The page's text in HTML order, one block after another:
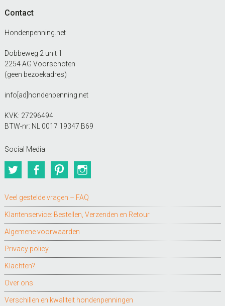
Contact
Hondenpenning.net
Dobbeweg 2 unit 1
2254 AG Voorschoten
(geen bezoekadres)
info[ad]hondenpenning.net
KVK: 27296494
BTW-nr: NL 0017 19347 B69
Social Media
TwitterFacebookPinterest
Veel gestelde vragen – FAQ
Klantenservice: Bestellen, Verzenden en Retour
Algemene voorwaarden
Privacy policy
Klachten?
Over ons
Verschillen en kwaliteit hondenpenningen